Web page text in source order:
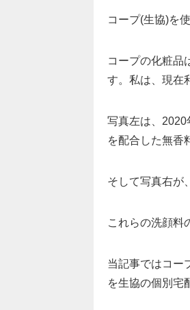
コープ(生協)を
コープの化粧品
す。私は、現在
写真左は、2020
を配合した無香
そして写真右が
これらの洗顔料
当記事ではコー
を生協の個別宅